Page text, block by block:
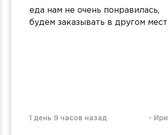
еда нам не очень понравилась,
будем заказывать в другом
1 день 9 часов назад -